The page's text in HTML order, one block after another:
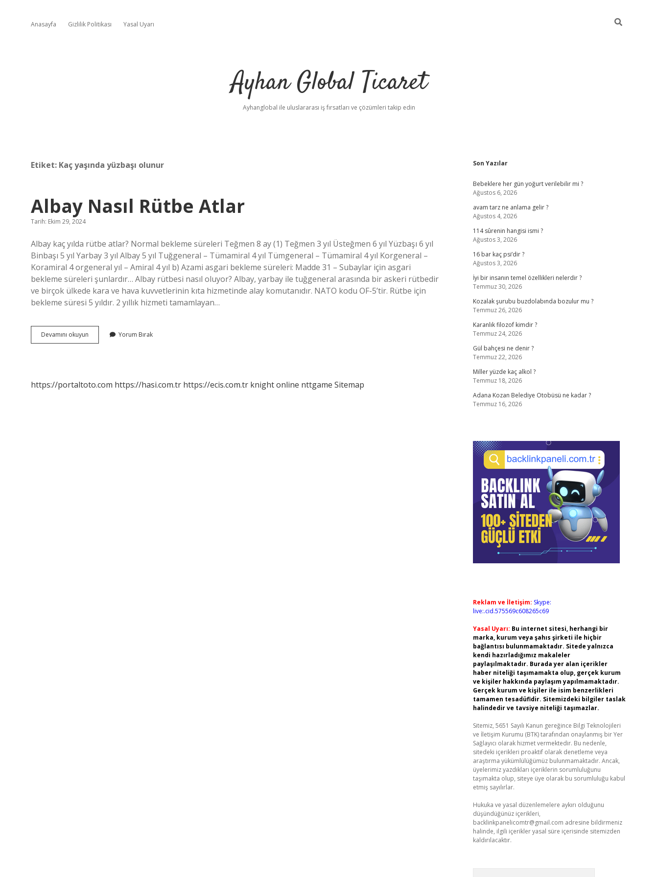
Anasayfa Gizlilik Politikası Yasal Uyarı
Ayhan Global Ticaret
Ayhanglobal ile uluslararası iş fırsatları ve çözümleri takip edin
Etiket: Kaç yaşında yüzbaşı olunur
Albay Nasıl Rütbe Atlar
Tarih: Ekim 29, 2024
Albay kaç yılda rütbe atlar? Normal bekleme süreleri Teğmen 8 ay (1) Teğmen 3 yıl Üsteğmen 6 yıl Yüzbaşı 6 yıl
Binbaşı 5 yıl Yarbay 3 yıl Albay 5 yıl Tuğgeneral – Tümamiral 4 yıl Tümgeneral – Tümamiral 4 yıl Korgeneral –
Koramiral 4 orgeneral yıl – Amiral 4 yıl b) Azami asgari bekleme süreleri: Madde 31 – Subaylar için asgari
bekleme süreleri şunlardır… Albay rütbesi nasıl oluyor? Albay, yarbay ile tuğgeneral arasında bir askeri rütbedir
ve birçok ülkede kara ve hava kuvvetlerinin kıta hizmetinde alay komutanıdır. NATO kodu OF-5’tir. Rütbe için
bekleme süresi 5 yıldır. 2 yıllık hizmeti tamamlayan…
Devamını okuyun
Nasıl
Yorum Bırak
https://portaltoto.com https://hasi.com.tr https://ecis.com.tr knight online nttgame Sitemap
Sidebar
Son Yazılar
Bebeklere her gün yoğurt verilebilir mi ?
Ağustos 6, 2026
avam tarz ne anlama gelir ?
Ağustos 4, 2026
114 sûrenin hangisi ismi ?
Ağustos 3, 2026
16 bar kaç psi’dir ?
Ağustos 3, 2026
İyi bir insanın temel özellikleri nelerdir ?
Temmuz 30, 2026
Kozalak şurubu buzdolabında bozulur mu ?
Temmuz 26, 2026
Karanlık filozof kimdir ?
Temmuz 24, 2026
Gül bahçesi ne denir ?
Temmuz 22, 2026
Miller yüzde kaç alkol ?
Temmuz 18, 2026
Adana Kozan Belediye Otobüsü ne kadar ?
Temmuz 16, 2026
Reklam ve İletişim: Skype:
live:.cid.575569c608265c69
Yasal Uyarı: Bu internet sitesi, herhangi bir
marka, kurum veya şahıs şirketi ile hiçbir
bağlantısı bulunmamaktadır. Sitede yalnızca
kendi hazırladığımız makaleler
paylaşılmaktadır. Burada yer alan içerikler
haber niteliği taşımamakta olup, gerçek kurum
ve kişiler hakkında paylaşım yapılmamaktadır.
Gerçek kurum ve kişiler ile isim benzerlikleri
tamamen tesadüfidir. Sitemizdeki bilgiler taslak
halindedir ve tavsiye niteliği taşımazlar.
Sitemiz, 5651 Sayılı Kanun gereğince Bilgi Teknolojileri
ve İletişim Kurumu (BTK) tarafından onaylanmış bir Yer
Sağlayıcı olarak hizmet vermektedir. Bu nedenle,
sitedeki içerikleri proaktif olarak denetleme veya
araştırma yükümlülüğümüz bulunmamaktadır. Ancak,
üyelerimiz yazdıkları içeriklerin sorumluluğunu
taşımakta olup, siteye üye olarak bu sorumluluğu kabul
etmiş sayılırlar.
Hukuka ve yasal düzenlemelere aykırı olduğunu
düşündüğünüz içerikleri,
backlinkpanelicomtr@gmail.com adresine bildirmeniz
halinde, ilgili içerikler yasal süre içerisinde sitemizden
kaldırılacaktır.